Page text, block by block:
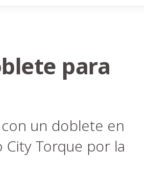
para
un doblete en
Torque por la